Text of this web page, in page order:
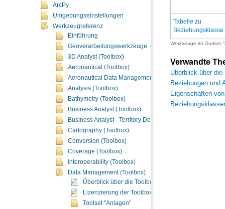
ArcPy
Umgebungseinstellungen
Werkzeugreferenz
Einführung
Geoverarbeitungswerkzeuge: ergänzende Themen
3D Analyst (Toolbox)
Aeronautical (Toolbox)
Aeronautical Data Management (Toolbox)
Analysis (Toolbox)
Bathymetry (Toolbox)
Business Analyst (Toolbox)
Business Analyst - Territory Design (Toolbox)
Cartography (Toolbox)
Conversion (Toolbox)
Coverage (Toolbox)
Interoperability (Toolbox)
Data Management (Toolbox)
Überblick über die Toolbox "Data Management"
Lizenzierung der Toolbox "Data Management"
Toolset "Anlagen"
Beziehungsklasse
Werkzeuge im Toolset
Verwandte
Überblick über
Beziehungen und
Eigenschaften